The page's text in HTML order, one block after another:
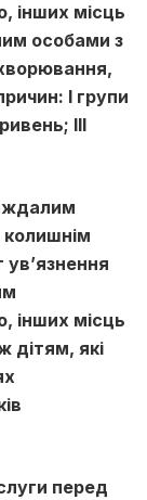
інших місць
особами з
I групи
III
колишнім
інших місць
дітям, які
перед